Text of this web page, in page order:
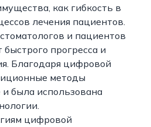
как гибкость в
лечения пациентов.
и пациентов
быстрого прогресса и
Благодаря цифровой
методы
и была использована
цифровой